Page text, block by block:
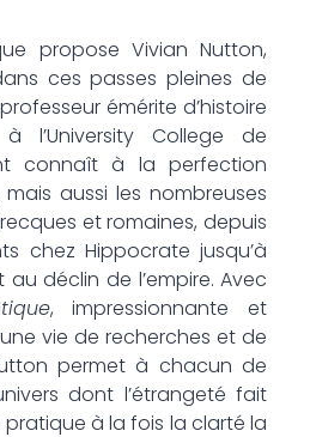
propose Vivian Nutton,
ces passes pleines de
émérite d’histoire
l’University College de
connaît à la perfection
aussi les nombreuses
et romaines, depuis
chez Hippocrate jusqu’à
au déclin de l’empire. Avec
, impressionnante et
vie de recherches et de
permet à chacun de
dont l’étrangeté fait
à la fois la clarté la